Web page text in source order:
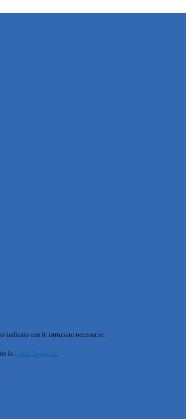
indicato con le istruzioni necessarie.
la Login Spaggiari